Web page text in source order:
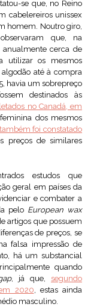
se que, no Reino
cabelereiros unissex
homem. Noutro giro,
que, na
cerca de
utilizar os mesmos
até à compra
havia um sobrepreço
destinados às
no Canadá, em
dos mesmos
foi constatado
preços de similares
estudos que
geral em países da
e combater a
pelo European wax
artigos que possuem
de preços, se
falsa impressão de
há um substancial
quando
, já que, segundo
2020, estas ainda
masculino.